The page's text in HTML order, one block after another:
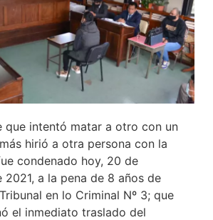
intentó matar a otro con un
hirió a otra persona con la
condenado hoy, 20 de
2021, a la pena de 8 años de
en lo Criminal Nº 3; que
el inmediato traslado del